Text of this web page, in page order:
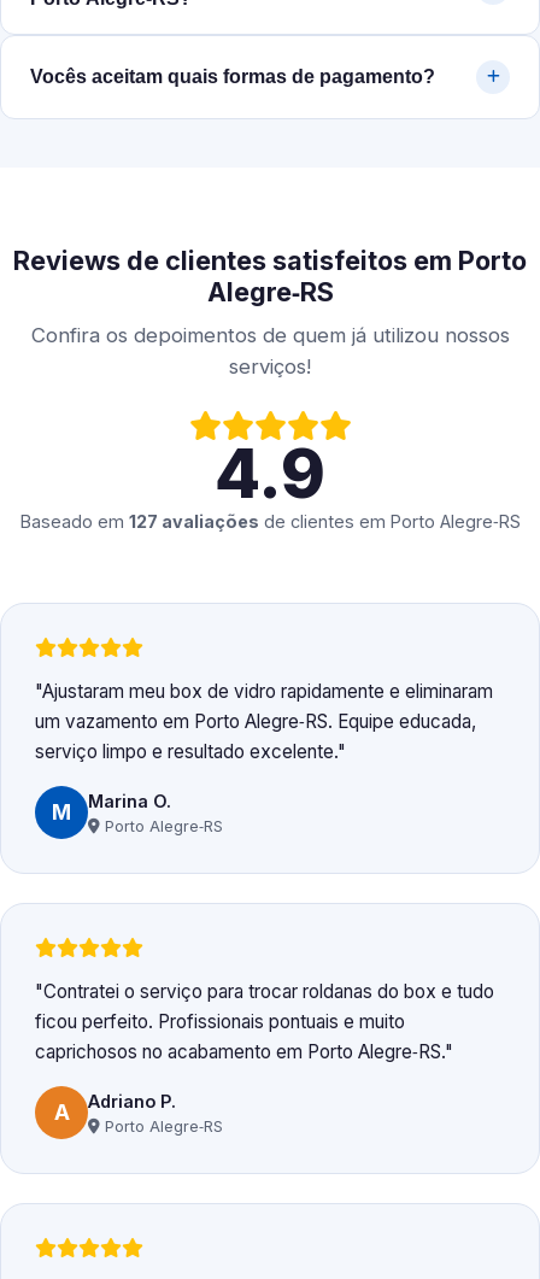
Vocês aceitam quais formas de pagamento?
Reviews de clientes satisfeitos em Porto
Alegre‑RS
Confira os depoimentos de quem já utilizou nossos
serviços!
4.9
Baseado em 127 avaliações de clientes em Porto Alegre‑RS
Ajustaram meu box de vidro rapidamente e eliminaram
um vazamento em Porto Alegre‑RS. Equipe educada,
serviço limpo e resultado excelente.
M Marina O.
Porto Alegre‑RS
Contratei o serviço para trocar roldanas do box e tudo
ficou perfeito. Profissionais pontuais e muito
caprichosos no acabamento em Porto Alegre‑RS.
A Adriano P.
Porto Alegre‑RS